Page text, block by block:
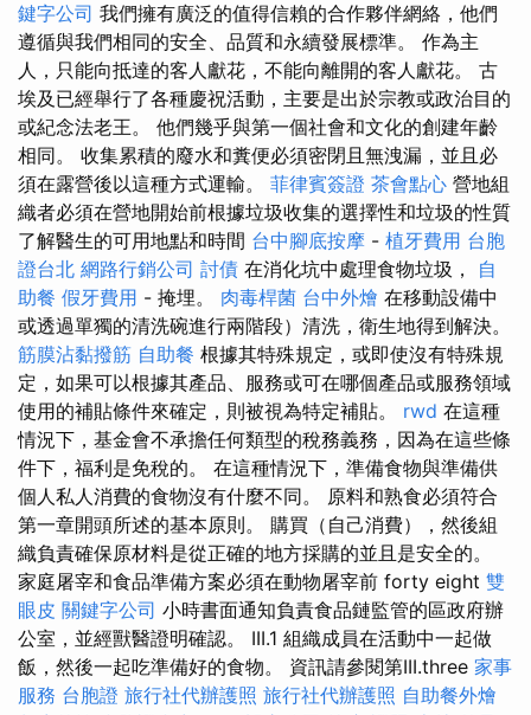
鍵字公司 我們擁有廣泛的值得信賴的合作夥伴網絡，他們
遵循與我們相同的安全、品質和永續發展標準。 作為主
人，只能向抵達的客人獻花，不能向離開的客人獻花。 古
埃及已經舉行了各種慶祝活動，主要是出於宗教或政治目的
或紀念法老王。 他們幾乎與第一個社會和文化的創建年齡
相同。 收集累積的廢水和糞便必須密閉且無洩漏，並且必
須在露營後以這種方式運輸。 菲律賓簽證 茶會點心 營地組
織者必須在營地開始前根據垃圾收集的選擇性和垃圾的性質
了解醫生的可用地點和時間 台中腳底按摩 - 植牙費用 台胞
證台北 網路行銷公司 討債 在消化坑中處理食物垃圾， 自
助餐 假牙費用 - 掩埋。 肉毒桿菌 台中外燴 在移動設備中
或透過單獨的清洗碗進行兩階段）清洗，衛生地得到解決。
筋膜沾黏撥筋 自助餐 根據其特殊規定，或即使沒有特殊規
定，如果可以根據其產品、服務或可在哪個產品或服務領域
使用的補貼條件來確定，則被視為特定補貼。 rwd 在這種
情況下，基金會不承擔任何類型的稅務義務，因為在這些條
件下，福利是免稅的。 在這種情況下，準備食物與準備供
個人私人消費的食物沒有什麼不同。 原料和熟食必須符合
第一章開頭所述的基本原則。 購買（自己消費），然後組
織負責確保原材料是從正確的地方採購的並且是安全的。
家庭屠宰和食品準備方案必須在動物屠宰前 forty eight 雙
眼皮 關鍵字公司 小時書面通知負責食品鏈監管的區政府辦
公室，並經獸醫證明確認。 III.1 組織成員在活動中一起做
飯，然後一起吃準備好的食物。 資訊請參閱第III.three 家事
服務 台胞證 旅行社代辦護照 旅行社代辦護照 自助餐外燴